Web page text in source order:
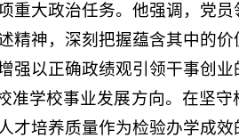
重大政治任务。他强调，党
精神，深刻把握蕴含其中的
强以正确政绩观引领干事创
准学校事业发展方向。在坚
才培养质量作为检验办学成